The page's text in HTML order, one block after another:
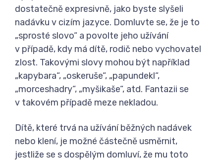
dostatečně expresivně, jako byste slyšeli
nadávku v cizím jazyce. Domluvte se, že je to
„sprosté slovo“ a povolte jeho užívání
v případě, kdy má dítě, rodič nebo vychovatel
zlost. Takovými slovy mohou být například
„kapybara“, „oskeruše“, „papundekl“,
„morceshadry“, „myšikaše“, atd. Fantazii se
v takovém případě meze nekladou.
Dítě, které trvá na užívání běžných nadávek
nebo klení, je možné částečně usměrnit,
jestliže se s dospělým domluví, že mu toto